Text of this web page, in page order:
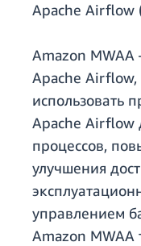
Apache Airflow
Amazon MWAA
Apache Airflow,
использовать
Apache Airflow
процессов,
улучшения
управлением
Amazon MWAA